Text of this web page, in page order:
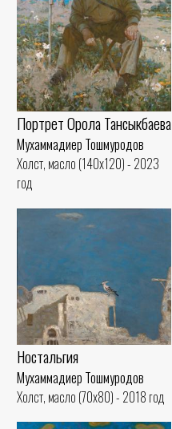
Портрет Орола Тансыкбаева
Мухаммадиер Тошмуродов
Холст, масло (140x120) - 2023
год
Ностальгия
Мухаммадиер Тошмуродов
Холст, масло (70x80) - 2018 год